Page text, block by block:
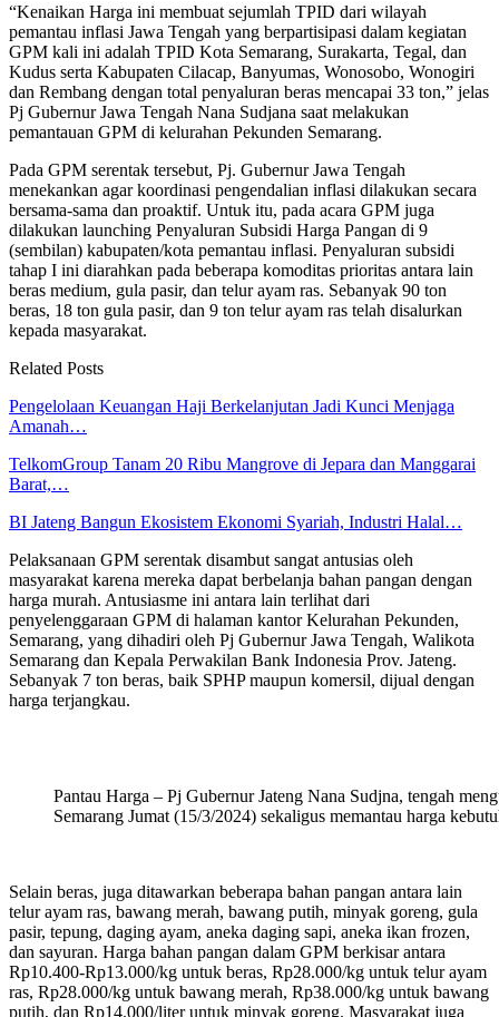
“Kenaikan Harga ini membuat sejumlah TPID dari wilayah
pemantau inflasi Jawa Tengah yang berpartisipasi dalam kegiatan
GPM kali ini adalah TPID Kota Semarang, Surakarta, Tegal, dan
Kudus serta Kabupaten Cilacap, Banyumas, Wonosobo, Wonogiri
dan Rembang dengan total penyaluran beras mencapai 33 ton,” jelas
Pj Gubernur Jawa Tengah Nana Sudjana saat melakukan
pemantauan GPM di kelurahan Pekunden Semarang.
Pada GPM serentak tersebut, Pj. Gubernur Jawa Tengah
menekankan agar koordinasi pengendalian inflasi dilakukan secara
bersama-sama dan proaktif. Untuk itu, pada acara GPM juga
dilakukan launching Penyaluran Subsidi Harga Pangan di 9
(sembilan) kabupaten/kota pemantau inflasi. Penyaluran subsidi
tahap I ini diarahkan pada beberapa komoditas prioritas antara lain
beras medium, gula pasir, dan telur ayam ras. Sebanyak 90 ton
beras, 18 ton gula pasir, dan 9 ton telur ayam ras telah disalurkan
kepada masyarakat.
Related Posts
Pengelolaan Keuangan Haji Berkelanjutan Jadi Kunci Menjaga
Amanah…
TelkomGroup Tanam 20 Ribu Mangrove di Jepara dan Manggarai
Barat,…
BI Jateng Bangun Ekosistem Ekonomi Syariah, Industri Halal…
Pelaksanaan GPM serentak disambut sangat antusias oleh
masyarakat karena mereka dapat berbelanja bahan pangan dengan
harga murah. Antusiasme ini antara lain terlihat dari
penyelenggaraan GPM di halaman kantor Kelurahan Pekunden,
Semarang, yang dihadiri oleh Pj Gubernur Jawa Tengah, Walikota
Semarang dan Kepala Perwakilan Bank Indonesia Prov. Jateng.
Sebanyak 7 ton beras, baik SPHP maupun komersil, dijual dengan
harga terjangkau.
Pantau Harga – Pj Gubernur Jateng Nana Sudjna, tengah
Semarang Jumat (15/3/2024) sekaligus memantau harga
Selain beras, juga ditawarkan beberapa bahan pangan antara lain
telur ayam ras, bawang merah, bawang putih, minyak goreng, gula
pasir, tepung, daging ayam, aneka daging sapi, aneka ikan frozen,
dan sayuran. Harga bahan pangan dalam GPM berkisar antara
Rp10.400-Rp13.000/kg untuk beras, Rp28.000/kg untuk telur ayam
ras, Rp28.000/kg untuk bawang merah, Rp38.000/kg untuk bawang
putih, dan Rp14.000/liter untuk minyak goreng. Masyarakat juga